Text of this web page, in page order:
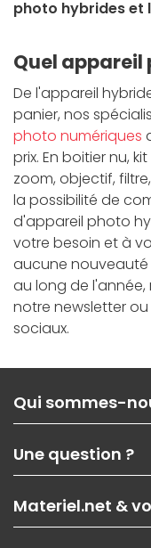
photo hybrides et
Quel appareil
De l'appareil
panier, nos
photo numériques
prix. En boitier nu,
zoom, objectif,
la possibilité de
d'appareil photo
votre besoin et à
aucune
au long de
notre newsletter ou
sociaux.
Qui sommes-
Nos services
Les magasins
Nos solutions pour les
Contactez-nous
Une question ?
Paiement, livraison
Garanties,Pack Zen
Materiel.net &